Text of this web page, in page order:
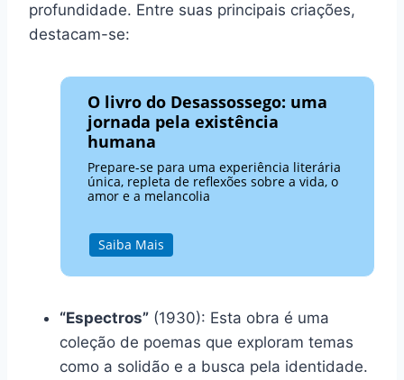
profundidade. Entre suas principais criações,
destacam-se:
O livro do Desassossego: uma
jornada pela existência
humana
Prepare-se para uma experiência literária
única, repleta de reflexões sobre a vida, o
amor e a melancolia
Saiba Mais
“Espectros” (1930): Esta obra é uma
coleção de poemas que exploram temas
como a solidão e a busca pela identidade.